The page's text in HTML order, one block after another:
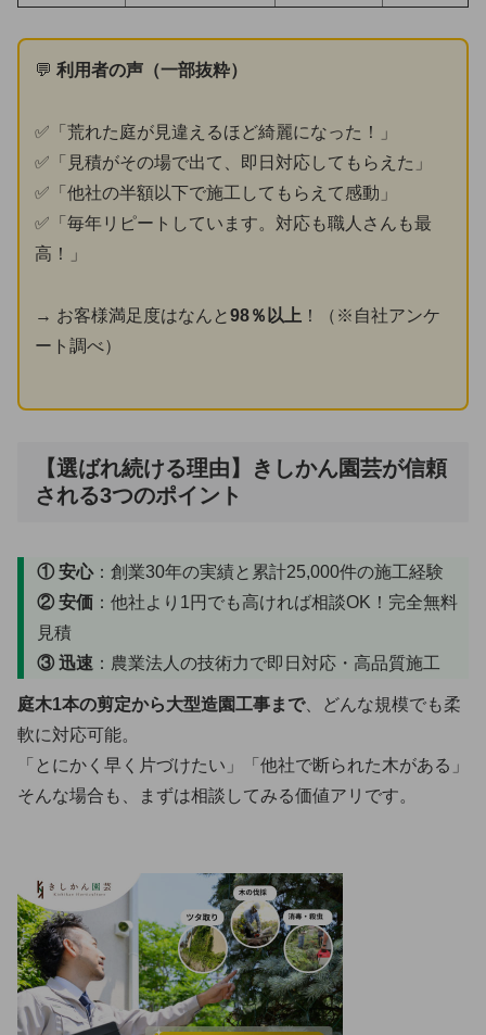
💬 利用者の声（一部抜粋）
✅「荒れた庭が見違えるほど綺麗になった！」
✅「見積がその場で出て、即日対応してもらえた」
✅「他社の半額以下で施工してもらえて感動」
✅「毎年リピートしています。対応も職人さんも最
高！」
→ お客様満足度はなんと98％以上 ！（※自社アンケ
ート調べ）
【選ばれ続ける理由】きしかん園芸が信頼
される3つのポイント
① 安心：創業30年の実績と累計25,000件の施工経験
② 安価 ：他社より1円でも高ければ相談OK！完全無料
見積
③ 迅速 ：農業法人の技術力で即日対応・高品質施工
庭木1本の剪定から大型造園工事まで、どんな規模でも柔
軟に対応可能。
「とにかく早く片づけたい」「他社で断られた木がある」
そんな場合も、まずは相談してみる価値アリです。